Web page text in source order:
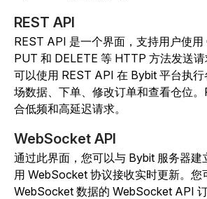
REST API
REST API 是一个界面，支持用户使用
PUT 和 DELETE 等 HTTP 方法发送
可以使用 REST API 在 Bybit 平台执
场数据、下单、修改订单和查看仓位
合低频和高延迟请求。
WebSocket API
通过此界面，您可以与 Bybit 服务器建
用 WebSocket 协议接收实时更新。您
WebSocket 数据的 WebSocket API